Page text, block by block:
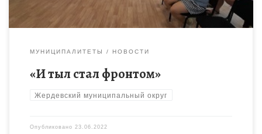
МУНИЦИПАЛИТЕТЫ НОВОСТИ
«И тыл стал фронтом»
Жердевский муниципальный округ
Опубликовано 23.06.2022